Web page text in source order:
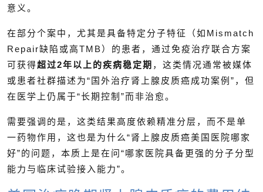
意义。
在部分个案中，尤其是具备特定分子特征（如Mismatch
Repair缺陷或高TMB）的患者，通过免疫治疗联合方案
可获得超过2年以上的疾病稳定期 ，这类情况通常被媒体
或患者社群描述为“国外治疗肾上腺皮质癌成功案例”，但
在医学上仍属于“长期控制”而非治愈。
需要强调的是，这类结果高度依赖精准分层，而不是单
一药物作用，这也是为什么“肾上腺皮质癌美国医院哪家
好”的问题，本质上是在问“哪家医院具备更强的分子分型
能力与临床试验接入能力”。